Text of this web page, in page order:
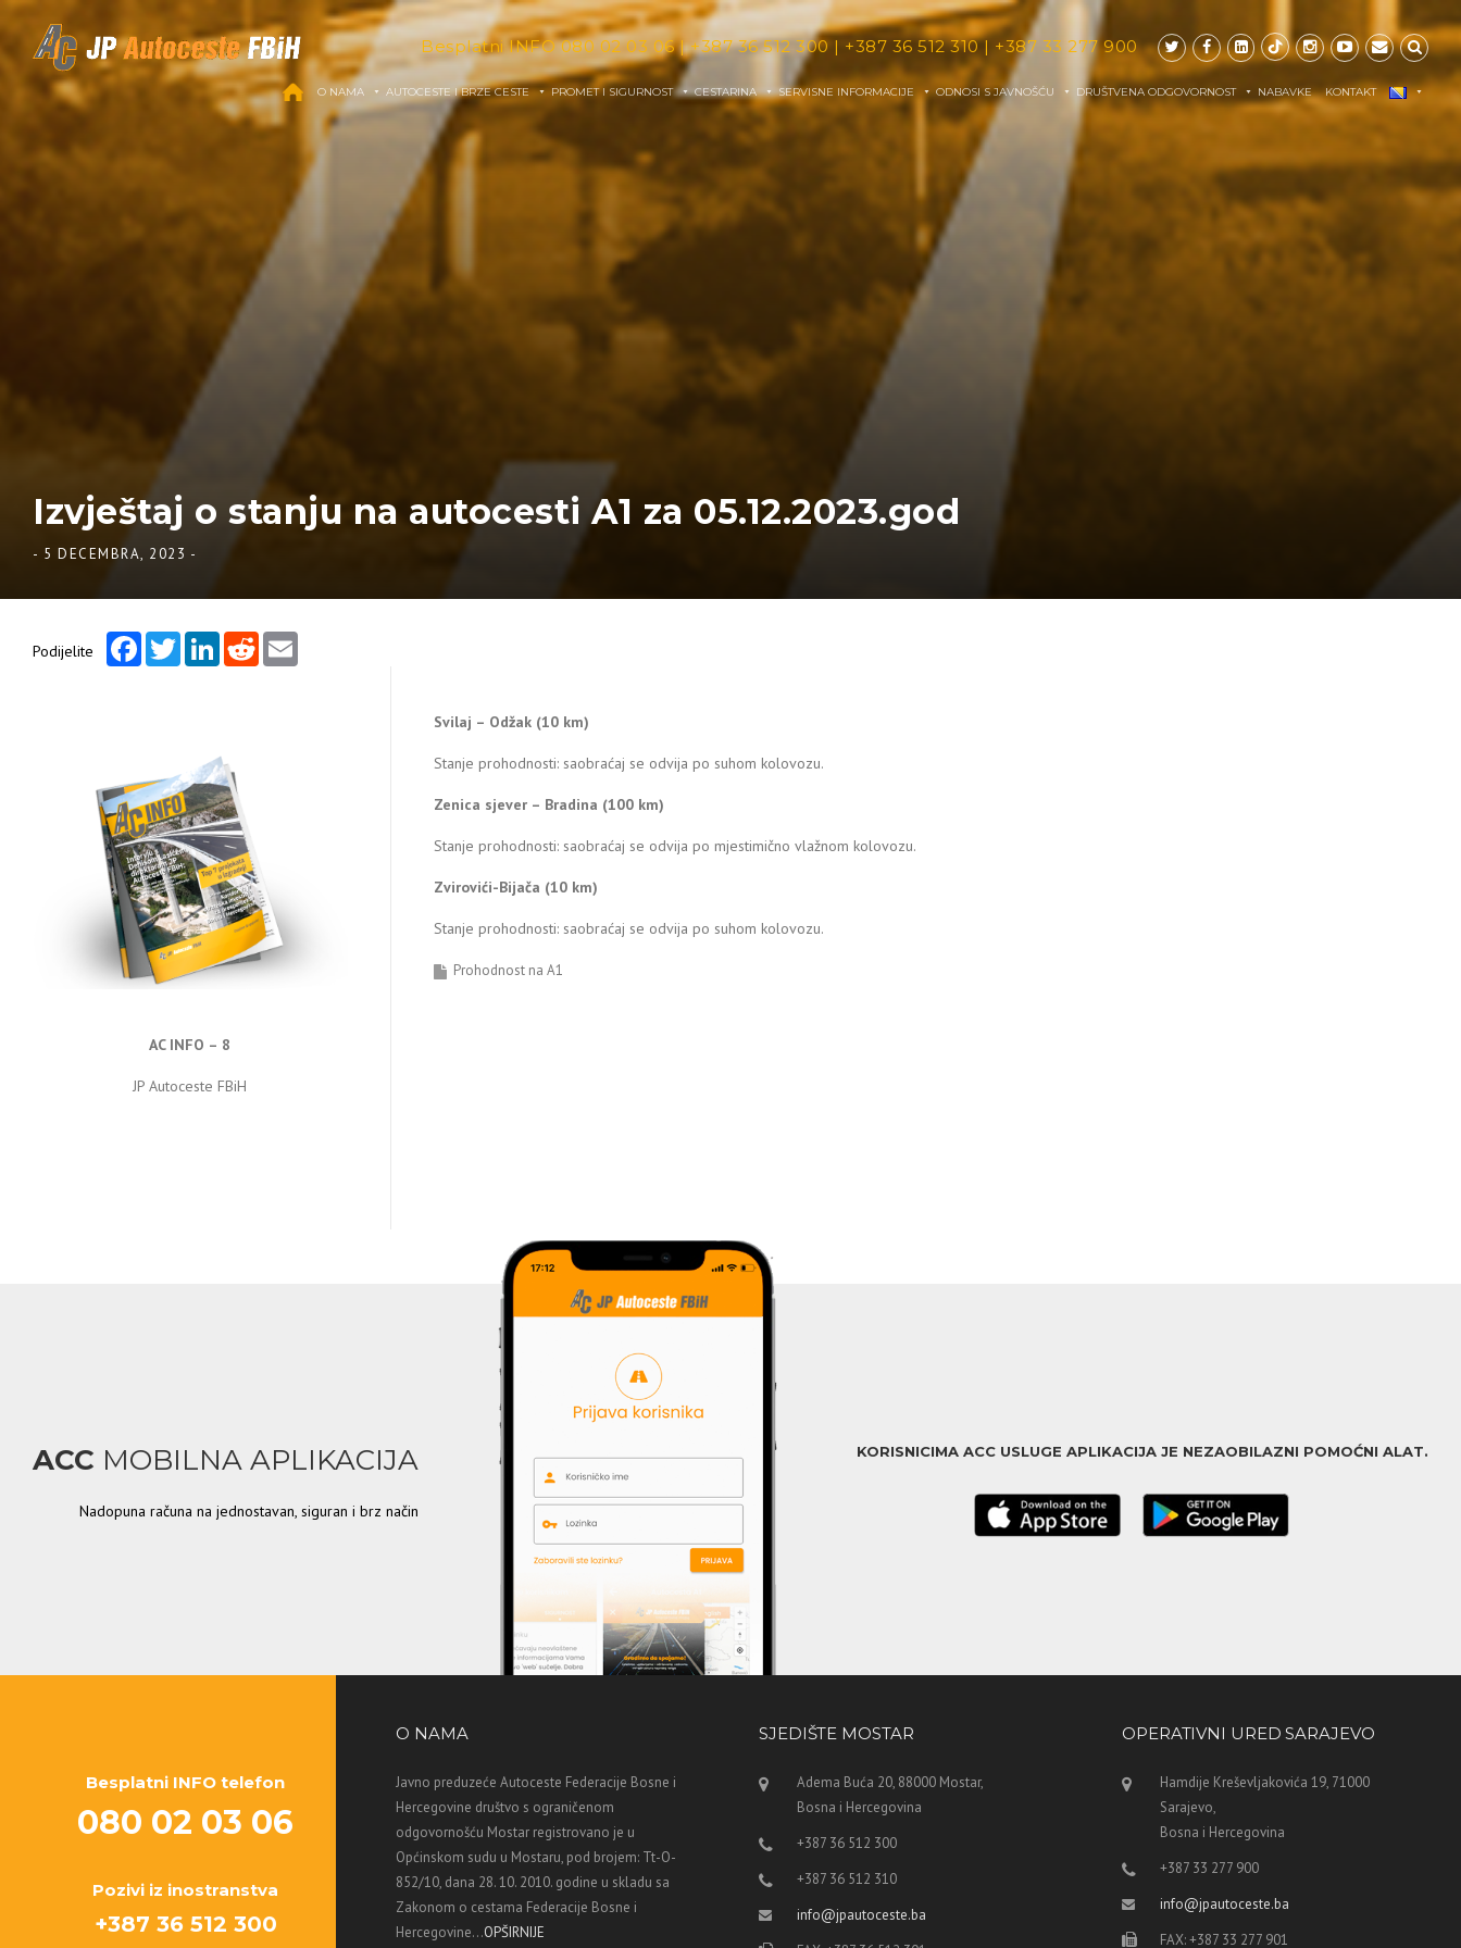
Skip to content
Besplatni INFO080 02 03 06|+387 36 512 300 | +387 36 512 310| +387 33 277 900
O NAMA AUTOCESTE I BRZE CESTE PROMET I SIGURNOST CESTARINA SERVISNE INFORMACIJE ODNOSI S JAVNOŠĆU DRUŠTVENA ODGOVORNOST NABAVKE KONTAKT
Izvještaj o stanju na autocesti A1 za 05.12.2023.god
- 5 DECEMBRA, 2023 -
Podijelite
FacebookTwitterLinkedInReddit
Svilaj – Odžak (10 km)
Stanje prohodnosti: saobraćaj se odvija po suhom kolovozu.
Zenica sjever – Bradina (100 km)
Stanje prohodnosti: saobraćaj se odvija po mjestimično vlažnom kolovozu.
Zvirovići-Bijača (10 km)
Stanje prohodnosti: saobraćaj se odvija po suhom kolovozu.
Prohodnost na A1
AC INFO – 8
JP Autoceste FBiH
ACC MOBILNA APLIKACIJA
Nadopuna računa na jednostavan, siguran i brz način
KORISNICIMA ACC USLUGE APLIKACIJA JE NEZAOBILAZNI POMOĆNI ALAT.
Besplatni INFO telefon
080 02 03 06
Pozivi iz inostranstva
+387 36 512 300
O NAMA
Javno preduzeće Autoceste Federacije Bosne i
Hercegovine društvo s ograničenom
odgovornošću Mostar registrovano je u
Općinskom sudu u Mostaru, pod brojem: Tt-O-
852/10, dana 28. 10. 2010. godine u skladu sa
Zakonom o cestama Federacije Bosne i
Hercegovine...OPŠIRNIJE
SJEDIŠTE MOSTAR
Adema Buća 20, 88000 Mostar,
Bosna i Hercegovina
+387 36 512 300
+387 36 512 310
info@jpautoceste.ba
OPERATIVNI URED SARAJEVO
Hamdije Kreševljakovića 19, 71000
Sarajevo,
Bosna i Hercegovina
+387 33 277 900
info@jpautoceste.ba
FAX: +387 33 277 901